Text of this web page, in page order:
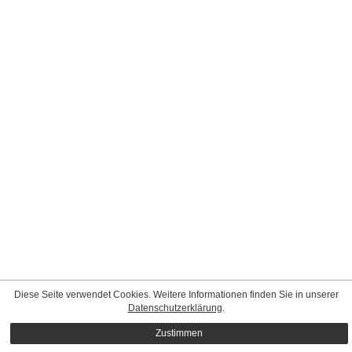
Diese Seite verwendet Cookies. Weitere Informationen finden Sie in unserer
Datenschutzerklärung.
Zustimmen